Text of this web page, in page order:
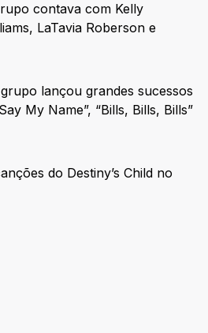
contava com Kelly
LaTavia Roberson e
lançou grandes sucessos
My Name”, “Bills, Bills, Bills”
do Destiny’s Child no